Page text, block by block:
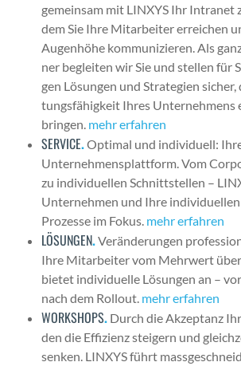
gemein­sam mit LINXYS Ihr Intranet
dem Sie Ihre Mitar­beit­er erre­ichen
Augen­höhe kom­mu­nizieren. Als
ner begleit­en wir Sie und stellen für
gen Lösun­gen und Strate­gien sich­er,
tungs­fähigkeit Ihres
brin­gen. mehr erfahren
SERVICE.Opti­mal und indi­vidu­ell:
Unternehmen­splat­tform. Vom
zu indi­vidu­ellen Schnittstellen –
Unternehmen und Ihre
Prozesse im Fokus. mehr erfahren
LÖSUNGEN.Verän­derun­gen
Ihre Mitar­beit­er vom Mehrw­ert
bietet indi­vidu­elle Lösun­gen an –
nach dem Roll­out. mehr erfahren
WORKSHOPS. Durch die Akzep­tanz
den die Effizienz steigern und
senken. LINXYS führt